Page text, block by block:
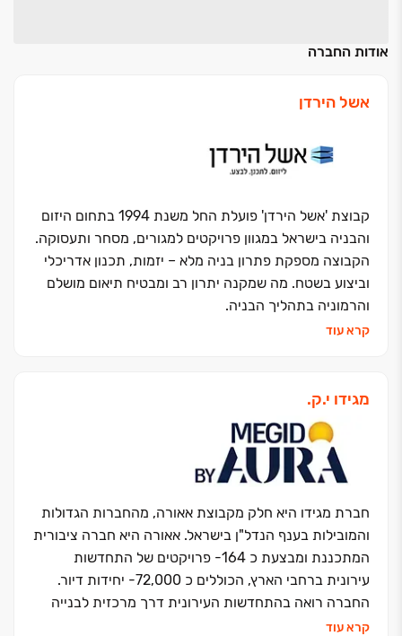
אודות החברה
אשל הירדן
קבוצת 'אשל הירדן' פועלת החל משנת 1994 בתחום היזום
והבניה בישראל במגוון פרויקטים למגורים, מסחר ותעסוקה.
הקבוצה מספקת פתרון בניה מלא – יזמות, תכנון אדריכלי
וביצוע בשטח. מה שמקנה יתרון רב ומבטיח תיאום מושלם
והרמוניה בתהליך הבניה.
אשל הירדן שמה את טובת הלקוחות בראש סדר העדיפויות
מעל 30 שנה של התמחות בבנייה רוויה, סמי רוויה,
פרויקטים במחיר למשתכן וצמודי קרקע, שטחי מסחר
ומשרדים. עשרות אלפי יחידות דיור בארץ ובחו"ל שהוקמו
ואוכלסו עם דגש מיוחד על תכנון אדריכלי ייחודי ויצירתי
המאפיין ומבליט את הפרויקטים. דגש מיוחד ניתן גם
לפעילות ההתחדשות העירונית בהיקף של כ-13,000
יחידות דיור חדשות בפרויקטים שונים. בפברואר 2023 אשל
הירדן הונפקה בבורסה כחברה פרטית מדווחת.
קרא עוד
מגידו י.ק.
חברת מגידו היא חלק מקבוצת אאורה, מהחברות הגדולות
והמובילות בענף הנדל"ן בישראל. אאורה היא חברה ציבורית
המתכננת ומבצעת כ 164- פרויקטים של התחדשות
עירונית ברחבי הארץ, הכוללים כ 72,000- יחידות דיור.
החברה רואה בהתחדשות העירונית דרך מרכזית לבנייה
וחידוש פני ישראל, מתוך תפיסה חברתית וציונית השואפת
קרא עוד